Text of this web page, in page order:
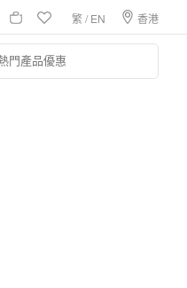
繁/ EN 香港